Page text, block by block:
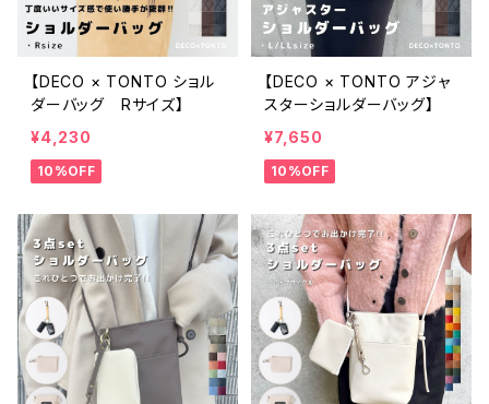
【DECO × TONTO ショル
ダーバッグ Rサイズ】
¥4,230
10%OFF
【DECO × TONTO アジャ
スターショルダーバッグ】
¥7,650
10%OFF